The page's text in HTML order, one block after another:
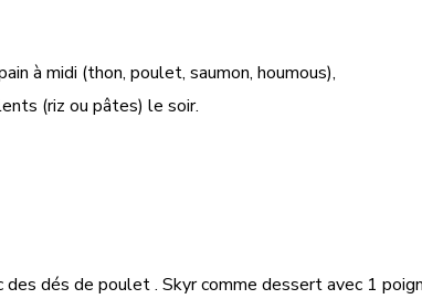
à midi (thon, poulet, saumon, houmous),
(riz ou pâtes) le soir.
dés de poulet . Skyr comme dessert avec 1